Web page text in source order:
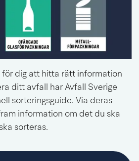
för dig att hitta rätt information
ditt avfall har Avfall Sverige
sorteringsguide. Via deras
information om det du ska
sorteras.